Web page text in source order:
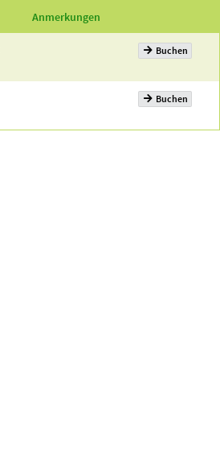
Anmerkungen
Buchen
Buchen